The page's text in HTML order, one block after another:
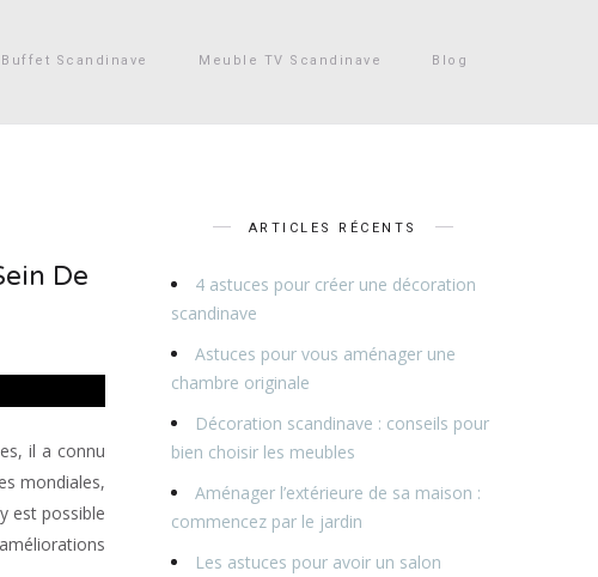
Buffet Scandinave Meuble TV Scandinave Blog
De
il a connu
mondiales,
est possible
ARTICLES RÉCENTS
4 astuces pour créer une décoration
scandinave
Astuces pour vous aménager une
chambre originale
Décoration scandinave : conseils pour
bien choisir les meubles
Aménager l’extérieure de sa maison :
commencez par le jardin
Les astuces pour avoir un salon